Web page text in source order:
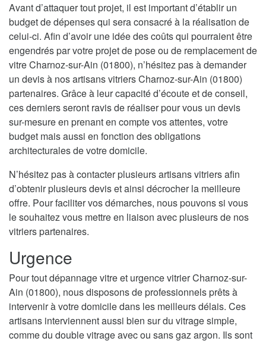
Avant d’attaquer tout projet, il est important d’établir un
budget de dépenses qui sera consacré à la réalisation de
celui-ci. Afin d’avoir une idée des coûts qui pourraient être
engendrés par votre projet de pose ou de remplacement de
vitre Charnoz-sur-Ain (01800), n’hésitez pas à demander
un devis à nos artisans vitriers Charnoz-sur-Ain (01800)
partenaires. Grâce à leur capacité d’écoute et de conseil,
ces derniers seront ravis de réaliser pour vous un devis
sur-mesure en prenant en compte vos attentes, votre
budget mais aussi en fonction des obligations
architecturales de votre domicile.
N’hésitez pas à contacter plusieurs artisans vitriers afin
d’obtenir plusieurs devis et ainsi décrocher la meilleure
offre. Pour faciliter vos démarches, nous pouvons si vous
le souhaitez vous mettre en liaison avec plusieurs de nos
vitriers partenaires.
Urgence
Pour tout dépannage vitre et urgence vitrier Charnoz-sur-
Ain (01800), nous disposons de professionnels prêts à
intervenir à votre domicile dans les meilleurs délais. Ces
artisans interviennent aussi bien sur du vitrage simple,
comme du double vitrage avec ou sans gaz argon. Ils sont